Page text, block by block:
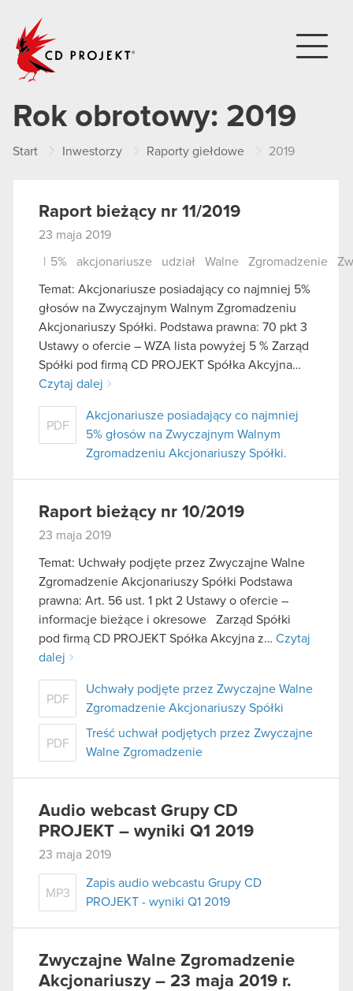
Rok obrotowy: 2019
Start Inwestorzy Raporty giełdowe 2019
Raport bieżący nr 11/2019
23 maja 2019
5% akcjonariusze udział Walne Zgromadzenie
Temat: Akcjonariusze posiadający co najmniej 5%
głosów na Zwyczajnym Walnym Zgromadzeniu
Akcjonariuszy Spółki. Podstawa prawna: 70 pkt 3
Ustawy o ofercie – WZA lista powyżej 5 % Zarząd
Spółki pod firmą CD PROJEKT Spółka Akcyjna…
Czytaj dalej
PDF
Akcjonariusze posiadający co najmniej
5% głosów na Zwyczajnym Walnym
Zgromadzeniu Akcjonariuszy Spółki.
Raport bieżący nr 10/2019
23 maja 2019
Temat: Uchwały podjęte przez Zwyczajne Walne
Zgromadzenie Akcjonariuszy Spółki Podstawa
prawna: Art. 56 ust. 1 pkt 2 Ustawy o ofercie –
informacje bieżące i okresowe Zarząd Spółki
pod firmą CD PROJEKT Spółka Akcyjna z… Czytaj
dalej
PDF
Uchwały podjęte przez Zwyczajne Walne
Zgromadzenie Akcjonariuszy Spółki
PDF
Treść uchwał podjętych przez Zwyczajne
Walne Zgromadzenie
Audio webcast Grupy CD
PROJEKT – wyniki Q1 2019
23 maja 2019
MP3
Zapis audio webcastu Grupy CD
PROJEKT - wyniki Q1 2019
Zwyczajne Walne Zgromadzenie
Akcjonariuszy – 23 maja 2019 r.